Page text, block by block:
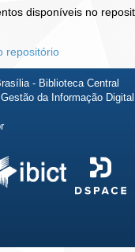
disponíveis no
repositório
- Biblioteca Central
da Informação